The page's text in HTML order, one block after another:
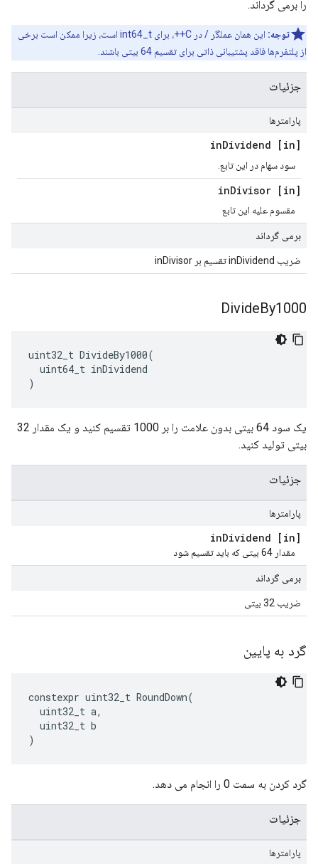
را برمی گرداند.
توجه:
این همان عملگر / در C++، برای int64_t است، زیرا ممکن است برخی
از پلتفرم‌ها فاقد پشتیبانی ذاتی برای تقسیم 64 بیتی باشند.
جزئیات
پارامترها
[in] in
Dividend
سود سهام در این تابع.
[in] in
Divisor
مقسوم علیه این تابع
برمی گرداند
ضریب inDividend تقسیم بر inDivisor
DivideBy1000
uint32_t DivideBy1000(
  uint64_t inDividend
)
یک سود 64 بیتی بدون علامت را بر 1000 تقسیم کنید و یک مقدار 32
بیتی تولید کنید.
جزئیات
پارامترها
[in] in
Dividend
مقدار 64 بیتی که باید تقسیم شود
برمی گرداند
ضریب 32 بیتی
گرد به پایین
constexpr uint32_t RoundDown(
uint32_t a,
uint32_t b
)
گرد کردن به سمت 0 را انجام می دهد.
جزئیات
پارامترها